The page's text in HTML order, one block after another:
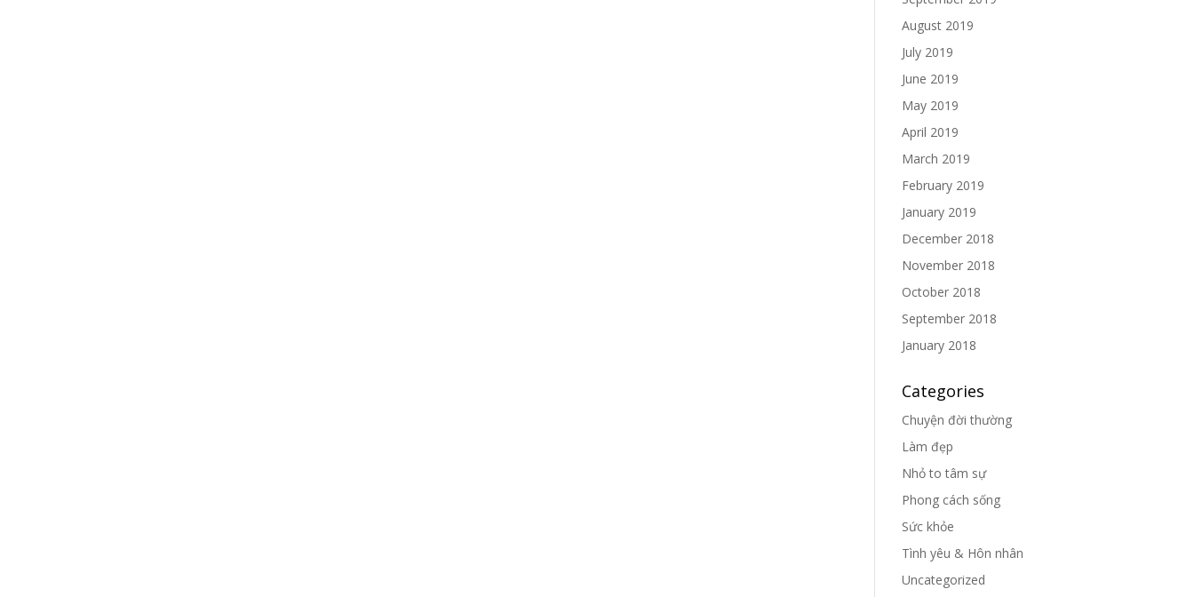
August 2019
July 2019
June 2019
May 2019
April 2019
March 2019
February 2019
January 2019
December 2018
November 2018
October 2018
September 2018
January 2018
Categories
Chuyện đời thường
Làm đẹp
Nhỏ to tâm sự
Phong cách sống
Sức khỏe
Tình yêu & Hôn nhân
Uncategorized